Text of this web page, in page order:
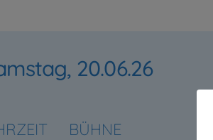
20.06.26
BÜHNE